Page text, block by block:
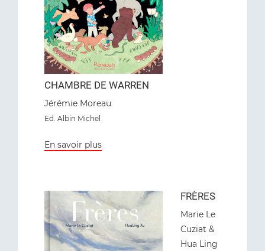
CHAMBRE DE WARREN
Jérémie Moreau
Ed. Albin Michel
En savoir plus
FRÈRES
Marie Le
Cuziat &
Hua Ling